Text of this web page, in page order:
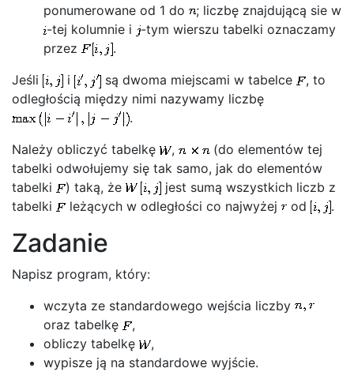
ponumerowane od 1 do
; liczbę znajdującą sie w
-tej kolumnie i
-tym wierszu tabelki oznaczamy
przez
.
Jeśli
i są dwoma miejscami w tabelce
, to
odległością między nimi nazywamy liczbę
.
Należy obliczyć tabelkę
,
(do elementów tej
tabelki odwołujemy się tak samo, jak do elementów
tabelki
) taką, że
jest sumą wszystkich liczb z
tabelki
leżących w odległości co najwyżej od .
Zadanie
Napisz program, który:
wczyta ze standardowego wejścia liczby
oraz tabelkę
,
obliczy tabelkę
,
wypisze ją na standardowe wyjście.